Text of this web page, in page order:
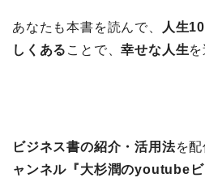
あなたも本書を読んで、
人生
しくある ことで、幸せな人生
ビジネス書の紹介・活用法を
ャンネル『大杉潤のyoutubeビ